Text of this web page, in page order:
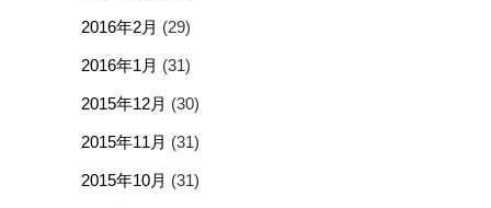
2016年2月 (29)
2016年1月 (31)
2015年12月 (30)
2015年11月 (31)
2015年10月 (31)